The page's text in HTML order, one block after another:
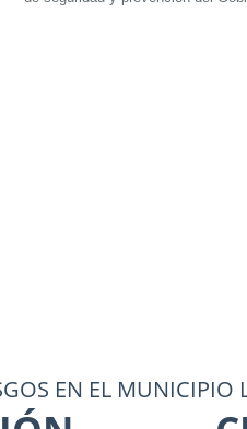
EN EL MUNICIPIO